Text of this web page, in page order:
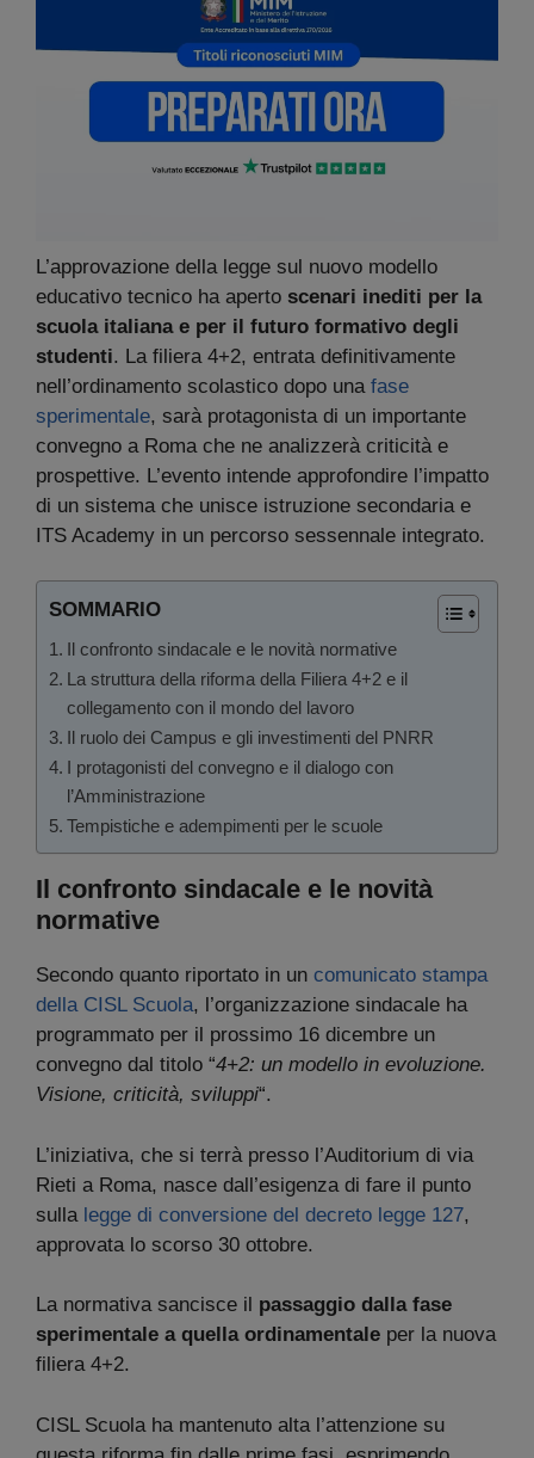
L’approvazione della legge sul nuovo modello
educativo tecnico ha aperto scenari inediti per la
scuola italiana e per il futuro formativo degli
studenti. La filiera 4+2, entrata definitivamente
nell’ordinamento scolastico dopo una fase
sperimentale, sarà protagonista di un importante
convegno a Roma che ne analizzerà criticità e
prospettive. L’evento intende approfondire l’impatto
di un sistema che unisce istruzione secondaria e
ITS Academy in un percorso sessennale integrato.
SOMMARIO
Il confronto sindacale e le novità normative
La struttura della riforma della Filiera 4+2 e il
collegamento con il mondo del lavoro
Il ruolo dei Campus e gli investimenti del PNRR
I protagonisti del convegno e il dialogo con
l’Amministrazione
Tempistiche e adempimenti per le scuole
Il confronto sindacale e le novità
normative
Secondo quanto riportato in un comunicato stampa
della CISL Scuola, l’organizzazione sindacale ha
programmato per il prossimo 16 dicembre un
convegno dal titolo “4+2: un modello in evoluzione.
Visione, criticità, sviluppi“.
L’iniziativa, che si terrà presso l’Auditorium di via
Rieti a Roma, nasce dall’esigenza di fare il punto
sulla legge di conversione del decreto legge 127,
approvata lo scorso 30 ottobre.
La normativa sancisce il passaggio dalla fase
sperimentale a quella ordinamentale per la nuova
filiera 4+2.
CISL Scuola ha mantenuto alta l’attenzione su